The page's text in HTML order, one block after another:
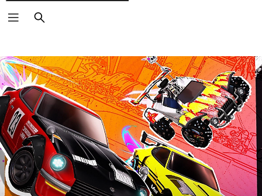
Rechercher